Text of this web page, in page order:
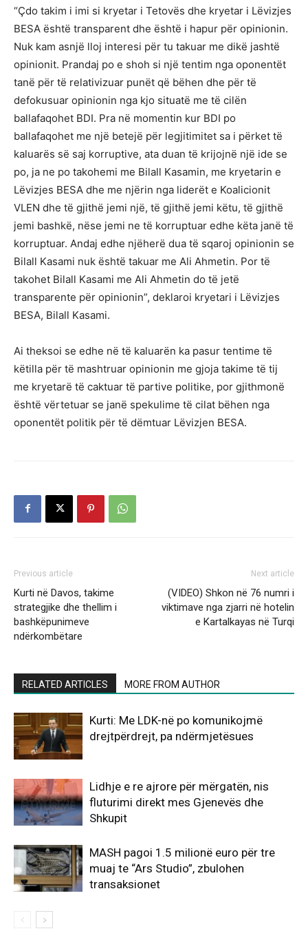
“Çdo takim i imi si kryetar i Tetovës dhe kryetar i Lëvizjes
BESA është transparent dhe është i hapur për opinionin.
Nuk kam asnjë lloj interesi për tu takuar me dikë jashtë
opinionit. Prandaj po e shoh si një tentim nga oponentët
tanë për të relativizuar punët që bëhen dhe për të
defokusuar opinionin nga kjo situatë me të cilën
ballafaqohet BDI. Pra në momentin kur BDI po
ballafaqohet me një betejë për legjitimitet sa i përket të
kaluarës së saj korruptive, ata duan të krijojnë një ide se
po, ja ne po takohemi me Bilall Kasamin, me kryetarin e
Lëvizjes BESA dhe me njërin nga liderët e Koalicionit
VLEN dhe të gjithë jemi një, të gjithë jemi këtu, të gjithë
jemi bashkë, nëse jemi ne të korruptuar edhe këta janë të
korruptuar. Andaj edhe njëherë dua të sqaroj opinionin se
Bilall Kasami nuk është takuar me Ali Ahmetin. Por të
takohet Bilall Kasami me Ali Ahmetin do të jetë
transparente për opinionin”, deklaroi kryetari i Lëvizjes
BESA, Bilall Kasami.
Ai theksoi se edhe në të kaluarën ka pasur tentime të
këtilla për të mashtruar opinionin me gjoja takime të tij
me kryetarë të caktuar të partive politike, por gjithmonë
është vërtetuar se janë spekulime të cilat bëhen nga
oponentët politik për të dëmtuar Lëvizjen BESA.
Previous article
Kurti në Davos, takime
strategjike dhe thellim i
bashkëpunimeve
ndërkombëtare
Next article
(VIDEO) Shkon në 76 numri i
viktimave nga zjarri në hotelin
e Kartalkayas në Turqi
RELATED ARTICLES MORE FROM AUTHOR
Kurti: Me LDK-në po komunikojmë
drejtpërdrejt, pa ndërmjetësues
Lidhje e re ajrore për mërgatën, nis
fluturimi direkt mes Gjenevës dhe
Shkupit
MASH pagoi 1.5 milionë euro për tre
muaj te “Ars Studio”, zbulohen
transaksionet